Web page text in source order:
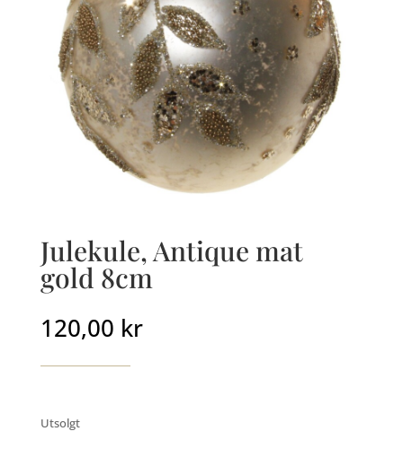
Julekule, Antique mat
gold 8cm
120,00 kr
Utsolgt